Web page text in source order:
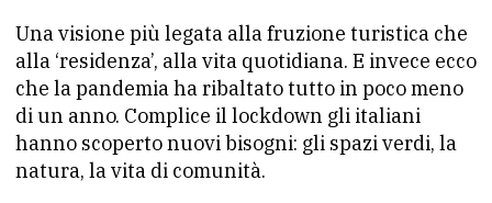
Una visione più legata alla fruzione turistica che
alla ‘residenza’, alla vita quotidiana. E invece ecco
che la pandemia ha ribaltato tutto in poco meno
di un anno. Complice il lockdown gli italiani
hanno scoperto nuovi bisogni: gli spazi verdi, la
natura, la vita di comunità.